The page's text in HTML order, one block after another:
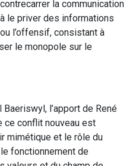
la communication
le priver des informations
l’offensif, consistant à
le monopole sur le
l’apport de René
ce conflit nouveau est
mimétique et le rôle du
fonctionnement de